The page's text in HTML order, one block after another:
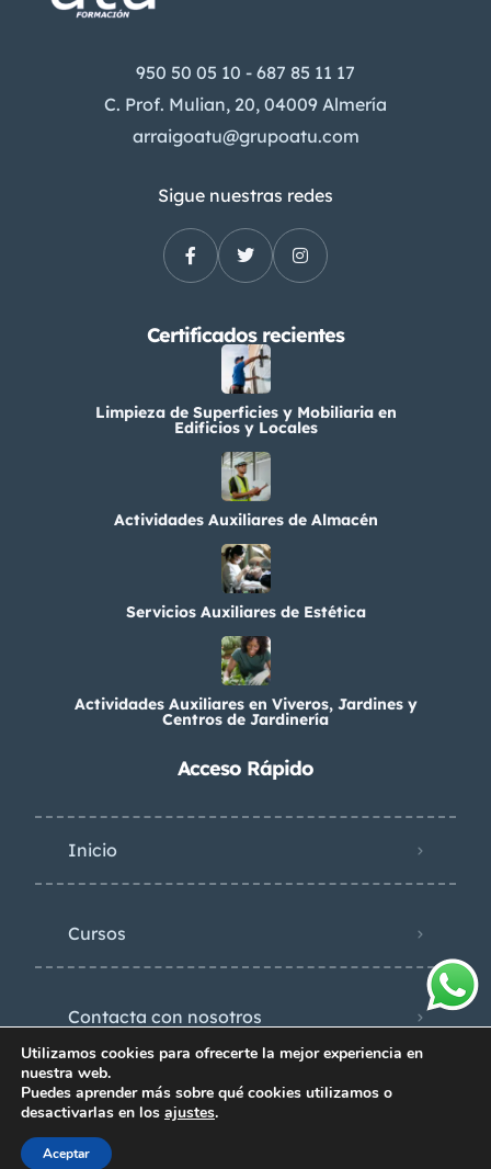
950 50 05 10 - 687 85 11 17
C. Prof. Mulian, 20, 04009 Almería
arraigoatu@grupoatu.com
Sigue nuestras redes
Certificados recientes
Limpieza de Superficies y Mobiliaria en
Edificios y Locales
Actividades Auxiliares de Almacén
Servicios Auxiliares de Estética
Actividades Auxiliares en Viveros, Jardines y
Centros de Jardinería
Acceso Rápido
Inicio
Cursos
Contacta con nosotros
Política de privacidad
© 2024 Grupo atu - Derechos reservados
Utilizamos cookies para ofrecerte la mejor experiencia en
nuestra web.
Puedes aprender más sobre qué cookies utilizamos o
desactivarlas en los ajustes.
Aceptar